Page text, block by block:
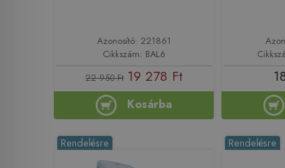
Azonosító: 221861
Cikkszám: BAL6
22 950 Ft 19 278 Ft
Kosárba
Rendelésre Rendelésre